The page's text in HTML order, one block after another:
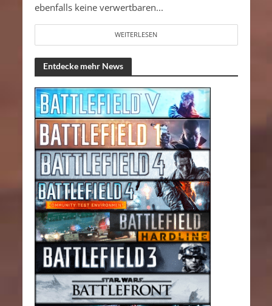
ebenfalls keine verwertbaren...
WEITERLESEN
Entdecke mehr News